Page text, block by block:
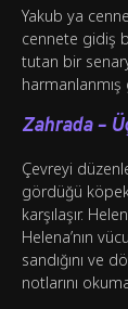
Yakub ya
cennete gidiş
tutan bir
Zahrada –
Çevreyi
gördüğü
karşılaşır.
Helena’nın
sandığını ve
notlarını